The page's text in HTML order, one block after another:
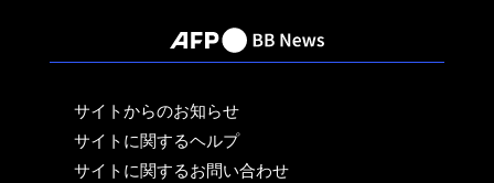
サイトからのお知らせ
サイトに関するヘルプ
サイトに関するお問い合わせ